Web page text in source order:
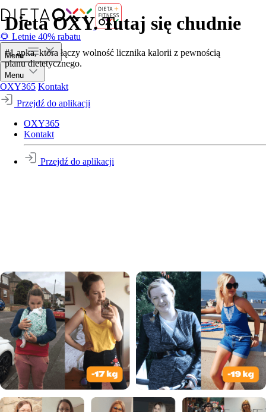
🌻 Letnie 40% rabatu
Menu
Menu
OXY365 Kontakt
Przejdź do aplikacji
OXY365
Kontakt
Przejdź do aplikacji
Dieta OXY. Tutaj się chudnie
#1 apka, która łączy wolność licznika kalorii z pewnością
planu dietetycznego.